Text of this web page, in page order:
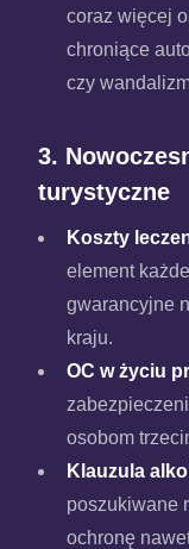
coraz więcej
chroniące
czy
3.
turystyczne
Koszty
element
gwarancyjne
kraju.
OC w życiu
osobom
Klauzula
poszukiwane
ochronę